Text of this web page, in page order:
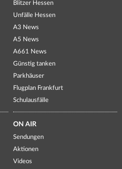
Blitzer Hessen
Unfälle Hessen
A3 News
A5 News
A661 News
Günstig tanken
Parkhäuser
Flugplan Frankfurt
Schulausfälle
ON AIR
Sendungen
Aktionen
Videos